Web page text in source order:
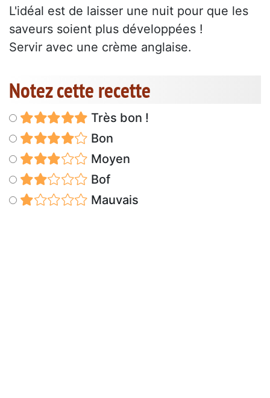
L'idéal est de laisser une nuit pour que les
saveurs soient plus développées !
Servir avec une crème anglaise.
Notez cette recette
Très bon !
Bon
Moyen
Bof
Mauvais